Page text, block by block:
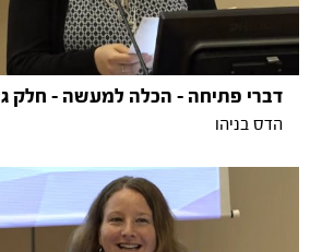
דברי פתיחה - הכלה למעשה - חלק ג
הדס בניהו